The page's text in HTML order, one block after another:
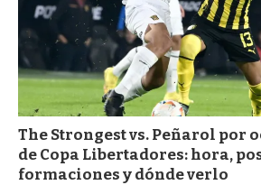
The Strongest vs. Peñarol por
de Copa Libertadores: hora,
formaciones y dónde verlo